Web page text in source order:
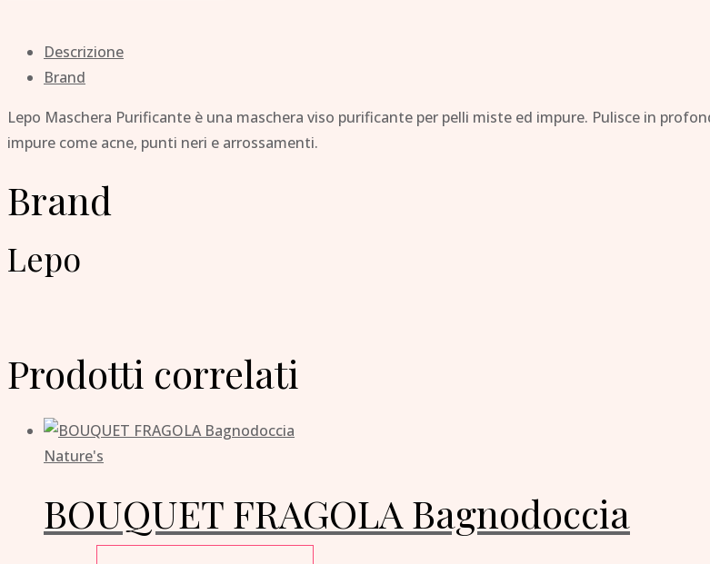
Descrizione
Brand
Lepo Maschera Purificante è una maschera viso purificante per pelli miste ed impure. Pulisce in
impure come acne, punti neri e arrossamenti.
Brand
Lepo
Prodotti correlati
Nature's
BOUQUET FRAGOLA Bagnodoccia